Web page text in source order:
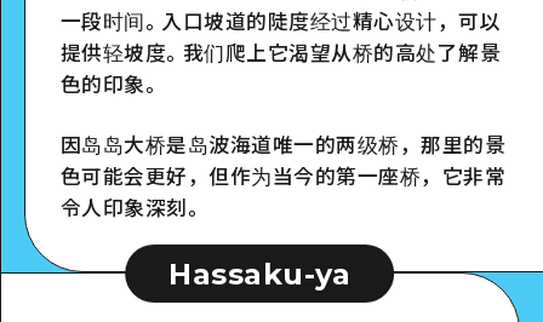
一段时间。入口坡道的陡度经过精心设计，可以
提供轻坡度。我们爬上它渴望从桥的高处了解景
色的印象。
因岛岛大桥是岛波海道唯一的两级桥，那里的景
色可能会更好，但作为当今的第一座桥，它非常
令人印象深刻。
Hassaku-ya